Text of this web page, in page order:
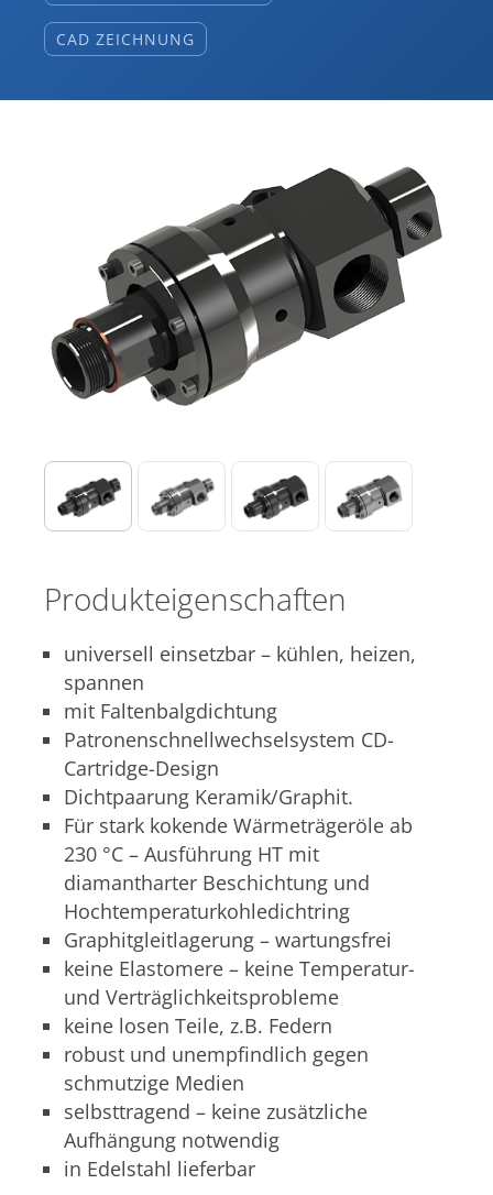
CAD ZEICHNUNG
Produkteigenschaften
universell einsetzbar – kühlen, heizen,
spannen
mit Faltenbalgdichtung
Patronenschnellwechselsystem CD-
Cartridge-Design
Dichtpaarung Keramik/Graphit.
Für stark kokende Wärmeträgeröle ab
230 °C – Ausführung HT mit
diamantharter Beschichtung und
Hochtemperaturkohledichtring
Graphitgleitlagerung – wartungsfrei
keine Elastomere – keine Temperatur-
und Verträglichkeitsprobleme
keine losen Teile, z.B. Federn
robust und unempfindlich gegen
schmutzige Medien
selbsttragend – keine zusätzliche
Aufhängung notwendig
in Edelstahl lieferbar